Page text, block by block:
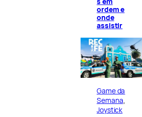
ordem e
onde
assistir
Game da
Semana
Joystick